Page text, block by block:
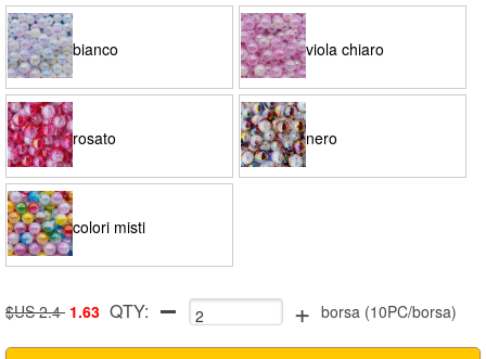
bianco viola chiaro
rosato nero
colori misti
$US 2.4 1.63 QTY: + borsa(10PC/borsa)